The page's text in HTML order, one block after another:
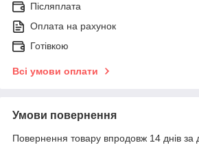
Післяплата
Оплата на рахунок
Готівкою
Всі умови оплати
Умови повернення
Повернення товару впродовж 14 днів за